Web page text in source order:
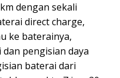
dengan sekali
direct charge,
ke baterainya,
pengisian daya
baterai dari